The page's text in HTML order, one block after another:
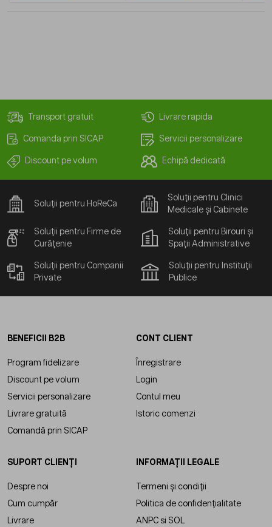
Transport gratuit Livrare rapida
Comanda prin SICAP Servicii personalizare
Discount pe volum Echipă dedicată
Soluții pentru HoReCa
Soluții pentru Clinici
Medicale și Cabinete
Soluții pentru Firme de
Curățenie
Soluții pentru Birouri și
Spații Administrative
Soluții pentru Companii
Private
Soluții pentru Instituții
Publice
BENEFICII B2B
Program fidelizare
Discount pe volum
Servicii personalizare
Livrare gratuită
Comandă prin SICAP
CONT CLIENT
Înregistrare
Login
Contul meu
Istoric comenzi
SUPORT CLIENȚI
Despre noi
Cum cumpăr
Livrare
INFORMAȚII LEGALE
Termeni și condiții
Politica de confidențialitate
ANPC si SOL